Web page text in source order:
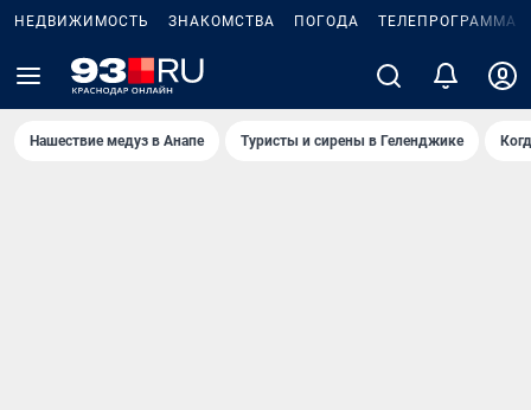
НЕДВИЖИМОСТЬ ЗНАКОМСТВА ПОГОДА ТЕЛЕПРОГРАММА
Нашествие медуз в Анапе Туристы и сирены в Геленджике